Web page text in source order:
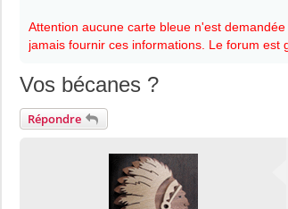
Attention aucune carte bleue n'est
jamais fournir ces informations. Le forum est
Vos bécanes ?
Répondre